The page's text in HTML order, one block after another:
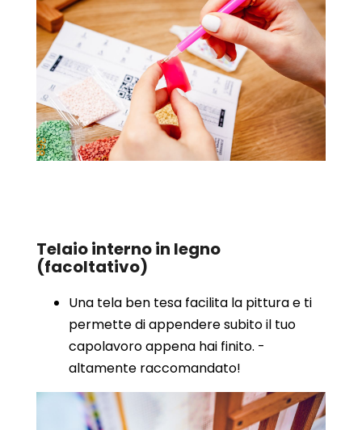
Telaio interno in legno
(facoltativo)
Una tela ben tesa facilita la pittura e ti
permette di appendere subito il tuo
capolavoro appena hai finito. -
altamente raccomandato!